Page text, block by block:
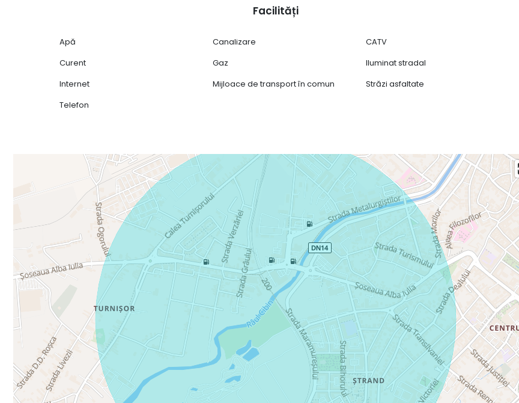
Facilități
Apă Canalizare
CATV
Curent
Gaz
Iluminat stradal
Internet
Mijloace de transport în comun
Străzi asfaltate
Telefon